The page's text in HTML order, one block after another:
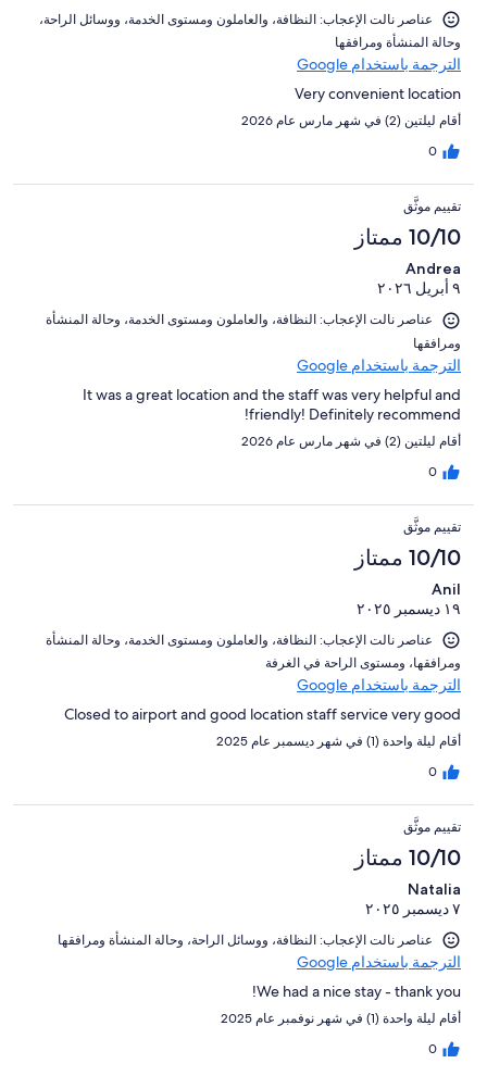
عناصر نالت الإعجاب: ⁦النظافة⁩، و⁦العاملون ومستوى الخدمة⁩، و⁦وسائل الراحة⁩،
و⁦حالة المنشأة ومرافقها⁩
الترجمة باستخدام Google
Very convenient location
أقام ليلتين (2) في شهر مارس عام 2026
0
تقييم موثَّق
10/10 ممتاز
Andrea
٩ أبريل ٢٠٢٦
عناصر نالت الإعجاب: ⁦النظافة⁩، و⁦العاملون ومستوى الخدمة⁩، و⁦حالة المنشأة
ومرافقها⁩
الترجمة باستخدام Google
It was a great location and the staff was very helpful and
friendly! Definitely recommend!
أقام ليلتين (2) في شهر مارس عام 2026
0
تقييم موثَّق
10/10 ممتاز
Anil
١٩ ديسمبر ٢٠٢٥
عناصر نالت الإعجاب: ⁦النظافة⁩، و⁦العاملون ومستوى الخدمة⁩، و⁦حالة المنشأة
ومرافقها⁩، و⁦مستوى الراحة في الغرفة⁩
الترجمة باستخدام Google
Closed to airport and good location staff service very good
أقام ليلة واحدة (1) في شهر ديسمبر عام 2025
0
تقييم موثَّق
10/10 ممتاز
Natalia
٧ ديسمبر ٢٠٢٥
عناصر نالت الإعجاب: ⁦النظافة⁩، و⁦وسائل الراحة⁩، و⁦حالة المنشأة ومرافقها⁩
الترجمة باستخدام Google
We had a nice stay - thank you!
أقام ليلة واحدة (1) في شهر نوفمبر عام 2025
0